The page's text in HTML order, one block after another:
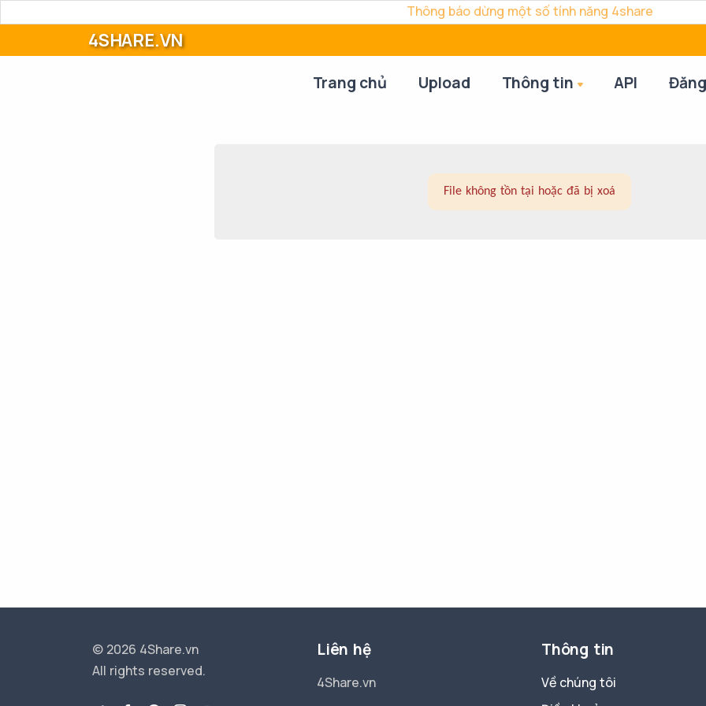
Thông báo dừng một số tính năng 4share
4SHARE.VN
Trang chủ Upload Thông tin API
File không tồn tại hoặc đã bị xoá
© 2026 4Share.vn
All rights reserved.
Liên hệ
4Share.vn
Thông tin
Về chúng tôi